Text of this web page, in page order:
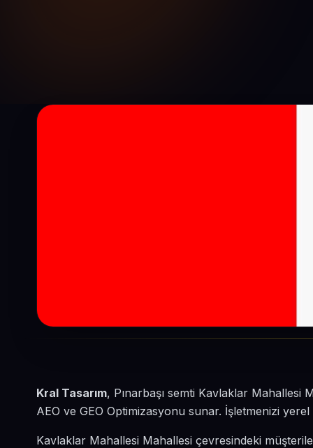
Kral Tasarım, Pınarbaşı semti Kavlaklar Mahallesi
AEO ve GEO Optimizasyonu sunar. İşletmenizi
Kavlaklar Mahallesi Mahallesi çevresindeki